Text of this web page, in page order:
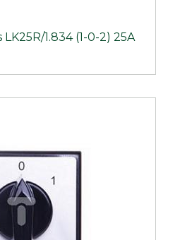
1.834 (1-0-2) 25A